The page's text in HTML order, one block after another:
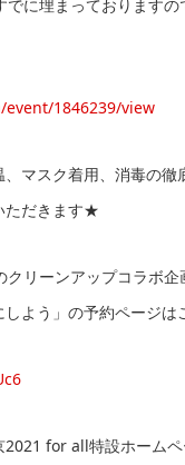
でに埋まっております
1846239/view
マスク着用、消毒の徹
ただきます★
リーンアップコラボ企
よう」の予約ページは
2021 for all特設ホーム